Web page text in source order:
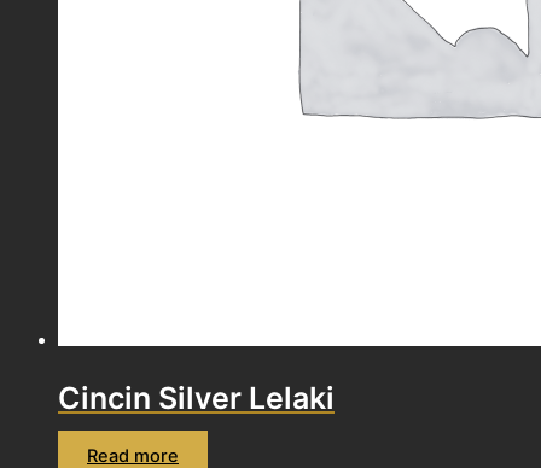
Cincin Silver Lelaki
Read more